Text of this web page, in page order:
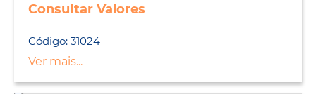
Consultar Valores
Código: 31024
Ver mais...